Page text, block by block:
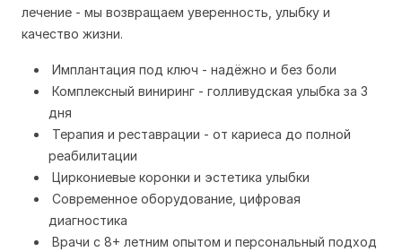
лечение - мы возвращаем уверенность, улыбку и
качество жизни.
Имплантация под ключ - надёжно и без боли
Комплексный виниринг - голливудская улыбка за 3
дня
Терапия и реставрации - от кариеса до полной
реабилитации
Циркониевые коронки и эстетика улыбки
Современное оборудование, цифровая
диагностика
Врачи с 8+ летним опытом и персональный подход